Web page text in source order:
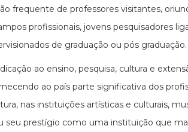
frequente de professores visitantes,
profissionais, jovens pesquisadores
de graduação ou pós graduação.
ao ensino, pesquisa, cultura e
ao país parte significativa dos
nas instituições artísticas e culturais,
seu prestígio como uma instituição que